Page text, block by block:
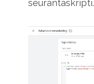
seurantaskripti.